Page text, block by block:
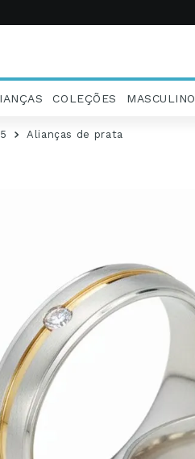
COLEÇÕES MASCULINO
Alianças de prata